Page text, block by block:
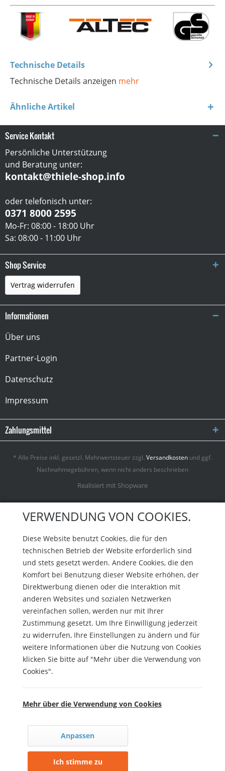
Technische Details
Technische Details anzeigen mehr
Ähnliche Artikel
Service Kontakt
Persönliche Unterstützung
und Beratung unter:
kontakt@thiele-shop.info
oder telefonisch unter:
0371 8000 2595
Mo-Fr: 08:00 - 18:00 Uhr
Sa: 08:00 - 11:00 Uhr
Shop Service
Vertrag widerrufen
Informationen
Über uns
Partner-Login
Datenschutz
Impressum
Zahlungsmittel
* Alle Preise inkl. gesetzl. Mehrwertsteuer zzgl. Versandkosten und ggf.
Nachnahmegebühren, wenn nicht anders beschrieben
Realisiert mit Shopware
VERWENDUNG VON COOKIES.
Diese Website benutzt Cookies, die für den
technischen Betrieb der Website erforderlich sind
und stets gesetzt werden. Andere Cookies, die den
Komfort bei Benutzung dieser Website erhöhen, der
Direktwerbung dienen oder die Interaktion mit
anderen Websites und sozialen Netzwerken
vereinfachen sollen, werden nur mit Ihrer
Zustimmung gesetzt. Um Ihre Einwilligung jederzeit
zu widerrufen, Ihre Einstellungen zu ändern und für
weitere Informationen über die Nutzung von Cookies
klicken Sie bitte auf "Mehr über die Verwendung von
Cookies".
Mehr über die Verwendung von Cookies
Anpassen
Ich stimme zu